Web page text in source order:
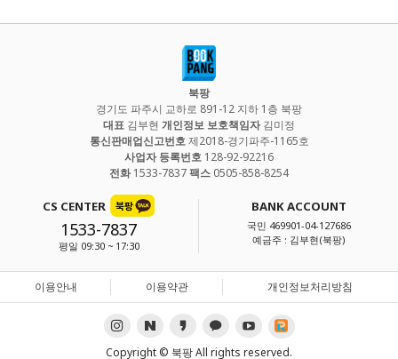
북팡
경기도 파주시 교하로 891-12 지하 1층 북팡
대표 김부현 개인정보 보호책임자김미정
통신판매업신고번호제2018-경기파주-1165호
사업자 등록번호 128-92-92216
전화1533-7837팩스 0505-858-8254
CS CENTER
1533-7837
평일 09:30 ~ 17:30
BANK ACCOUNT
국민 469901-04-127686
예금주 : 김부현(북팡)
이용안내 이용약관 개인정보처리방침
Copyright © 북팡 All rights reserved.